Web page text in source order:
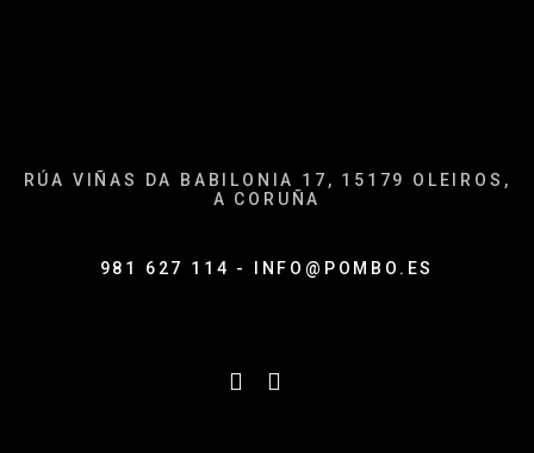
RÚA VIÑAS DA BABILONIA 17, 15179 OLEIROS,
A CORUÑA
981 627 114 - INFO@POMBO.ES